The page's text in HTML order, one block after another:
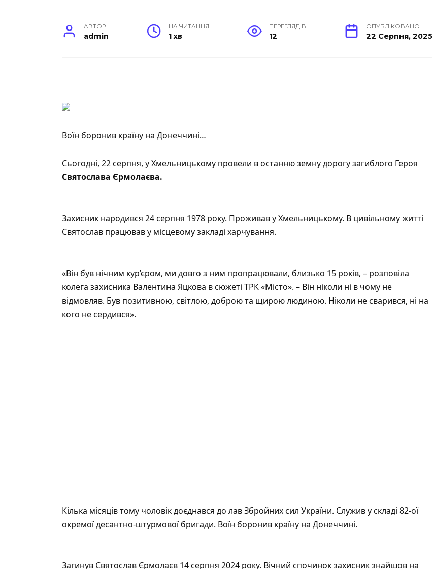
АВТОР
admin
НА ЧИТАННЯ
1 хв
ПЕРЕГЛЯДІВ
12
ОПУБЛІКОВАНО
22 Серпня, 2025
Воїн боронив країну на Донеччині…
Сьогодні, 22 серпня, у Хмельницькому провели в останню земну дорогу загиблого Героя
Святослава Єрмолаєва.
Захисник народився 24 серпня 1978 року. Проживав у Хмельницькому. В цивільному житті
Святослав працював у місцевому закладі харчування.
«Він був нічним кур’єром, ми довго з ним пропрацювали, близько 15 років, – розповіла
колега захисника Валентина Яцкова в сюжеті ТРК «Місто». – Він ніколи ні в чому не
відмовляв. Був позитивною, світлою, доброю та щирою людиною. Ніколи не сварився, ні на
кого не сердився».
Кілька місяців тому чоловік доєднався до лав Збройних сил України. Служив у складі 82-ої
окремої десантно-штурмової бригади. Воїн боронив країну на Донеччині.
Загинув Святослав Єрмолаєв 14 серпня 2024 року. Вічний спочинок захисник знайшов на